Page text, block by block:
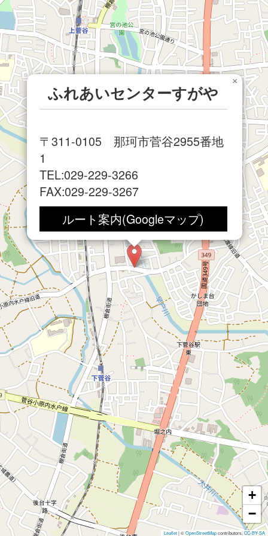
ふれあいセンターすがや
〒311-0105 那珂市菅谷2955番地
1
TEL:029-229-3266
FAX:029-229-3267
ルート案内(Googleマップ)
×
+
−
Leaflet|©OpenStreetMapcontributors,CC-BY-SA